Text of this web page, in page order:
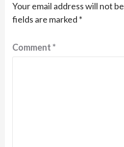
Your email address will not
fields are marked *
Comment*